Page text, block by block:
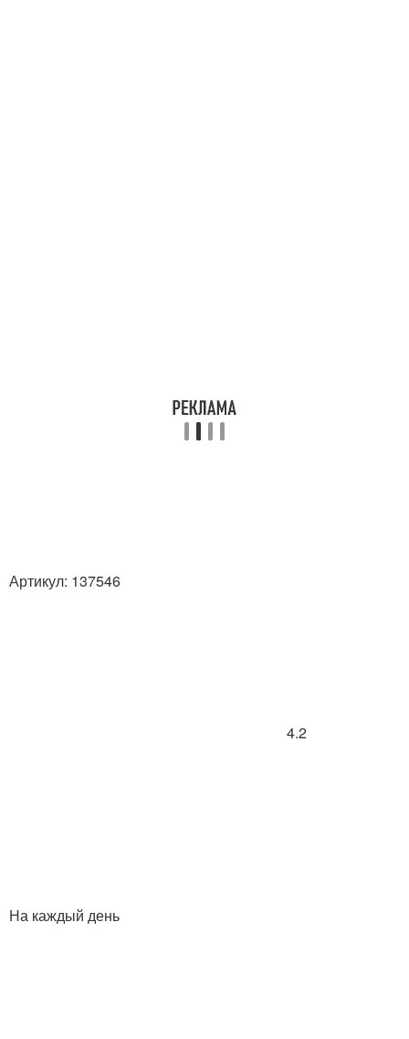
Артикул: 137546
4.2
На каждый день